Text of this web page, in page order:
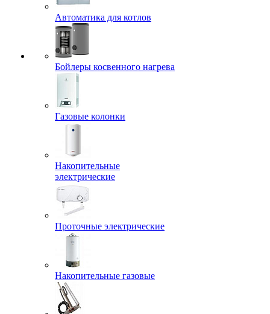
Автоматика для котлов
Бойлеры косвенного нагрева
Газовые колонки
Накопительные
электрические
Проточные электрические
Накопительные газовые